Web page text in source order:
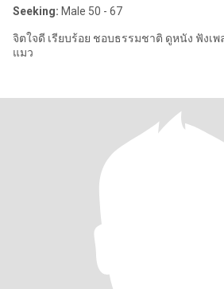
Seeking: Male 50 - 67
จิตใจดี เรียบร้อย ชอบธรรมชาติ ดูหนัง ฟังเพ
แมว